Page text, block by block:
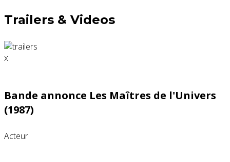
Trailers & Videos
x
Bande annonce Les Maîtres de l'Univers
(1987)
Acteur